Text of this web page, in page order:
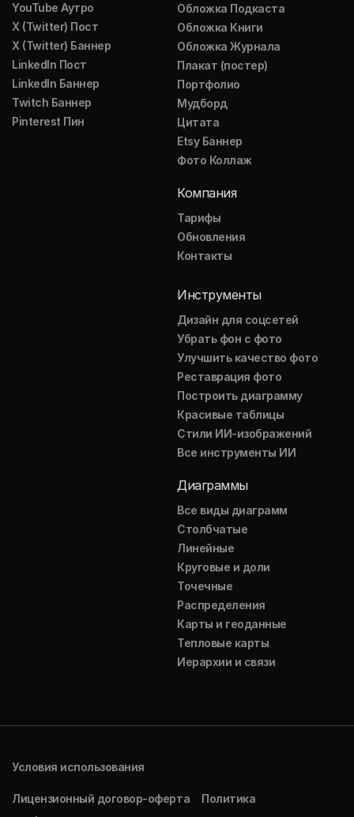
YouTube Аутро
X (Twitter) Пост
X (Twitter) Баннер
LinkedIn Пост
LinkedIn Баннер
Twitch Баннер
Pinterest Пин
Обложка Подкаста
Обложка Книги
Обложка Журнала
Плакат (постер)
Портфолио
Мудборд
Цитата
Etsy Баннер
Фото Коллаж
Компания
Тарифы
Обновления
Контакты
Инструменты
Дизайн для соцсетей
Убрать фон с фото
Улучшить качество фото
Реставрация фото
Построить диаграмму
Красивые таблицы
Стили ИИ-изображений
Все инструменты ИИ
Диаграммы
Все виды диаграмм
Столбчатые
Линейные
Круговые и доли
Точечные
Распределения
Карты и геоданные
Тепловые карты
Иерархии и связи
Условия использования
Лицензионный договор-оферта
Политика